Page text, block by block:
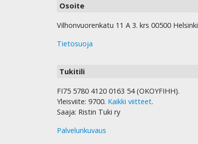
Osoite
Vilhonvuorenkatu 11 A 3. krs 00500 Helsinki
Tietosuoja
Tukitili
FI75 5780 4120 0163 54 (OKOYFIHH).
Yleisviite: 9700. Kaikki viitteet.
Saaja: Ristin Tuki ry
Palvelunkuvaus